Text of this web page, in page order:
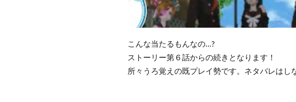
こんな当たるもんなの…?
ストーリー第６話からの続きとなります！
所々うろ覚えの既プレイ勢です。ネタバレは